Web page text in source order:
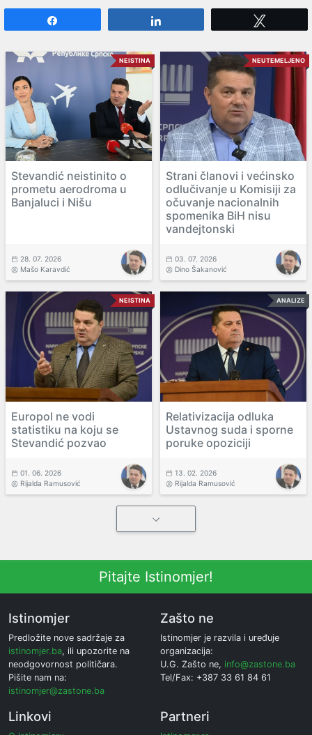
NEISTINA
Stevandić neistinito o
prometu aerodroma u
Banjaluci i Nišu
28. 07. 2026
Mašo Karavdić
NEUTEMELJENO
Strani članovi i većinsko
odlučivanje u Komisiji za
očuvanje nacionalnih
spomenika BiH nisu
vandejtonski
03. 07. 2026
Dino Šakanović
NEISTINA
Europol ne vodi
statistiku na koju se
Stevandić pozvao
01. 06. 2026
Rijalda Ramusović
ANALIZE
Relativizacija odluka
Ustavnog suda i sporne
poruke opoziciji
13. 02. 2026
Rijalda Ramusović
Pitajte Istinomjer!
Istinomjer
Predložite nove sadržaje za
istinomjer.ba, ili upozorite na
neodgovornost političara.
Pišite nam na:
istinomjer@zastone.ba
Zašto ne
Istinomjer je razvila i uređuje
organizacija:
U.G. Zašto ne, info@zastone.ba
Tel/Fax: +387 33 61 84 61
Linkovi Partneri